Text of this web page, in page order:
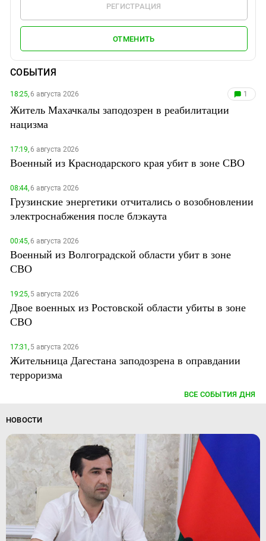
РЕГИСТРАЦИЯ
ОТМЕНИТЬ
СОБЫТИЯ
18:25,6 августа 2026 1
Житель Махачкалы заподозрен в реабилитации
нацизма
17:19,6 августа 2026
Военный из Краснодарского края убит в зоне СВО
08:44,6 августа 2026
Грузинские энергетики отчитались о возобновлении
электроснабжения после блэкаута
00:45,6 августа 2026
Военный из Волгоградской области убит в зоне
СВО
19:25,5 августа 2026
Двое военных из Ростовской области убиты в зоне
СВО
17:31,5 августа 2026
Жительница Дагестана заподозрена в оправдании
терроризма
ВСЕ СОБЫТИЯ ДНЯ
НОВОСТИ